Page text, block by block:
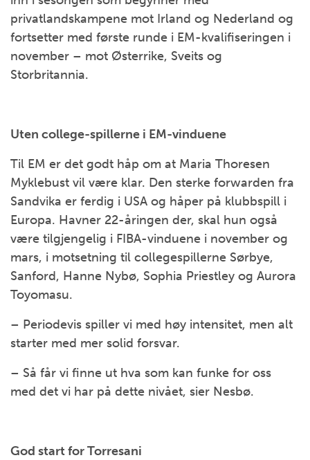
privatlandskampene mot Irland og Nederland og
fortsetter med første runde i EM-kvalifiseringen i
november – mot Østerrike, Sveits og
Storbritannia.
Uten college-spillerne i EM-vinduene
Til EM er det godt håp om at Maria Thoresen
Myklebust vil være klar. Den sterke forwarden fra
Sandvika er ferdig i USA og håper på klubbspill i
Europa. Havner 22-åringen der, skal hun også
være tilgjengelig i FIBA-vinduene i november og
mars, i motsetning til collegespillerne Sørbye,
Sanford, Hanne Nybø, Sophia Priestley og Aurora
Toyomasu.
– Periodevis spiller vi med høy intensitet, men alt
starter med mer solid forsvar.
– Så får vi finne ut hva som kan funke for oss
med det vi har på dette nivået, sier Nesbø.
God start for Torresani